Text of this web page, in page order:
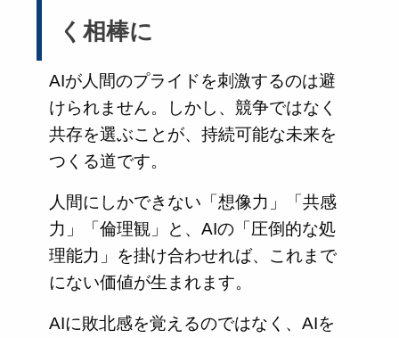
く相棒に
AIが人間のプライドを刺激するのは避
けられません。しかし、競争ではなく
共存を選ぶことが、持続可能な未来を
つくる道です。
人間にしかできない「想像力」「共感
力」「倫理観」と、AIの「圧倒的な処
理能力」を掛け合わせれば、これまで
にない価値が生まれます。
AIに敗北感を覚えるのではなく、AIを